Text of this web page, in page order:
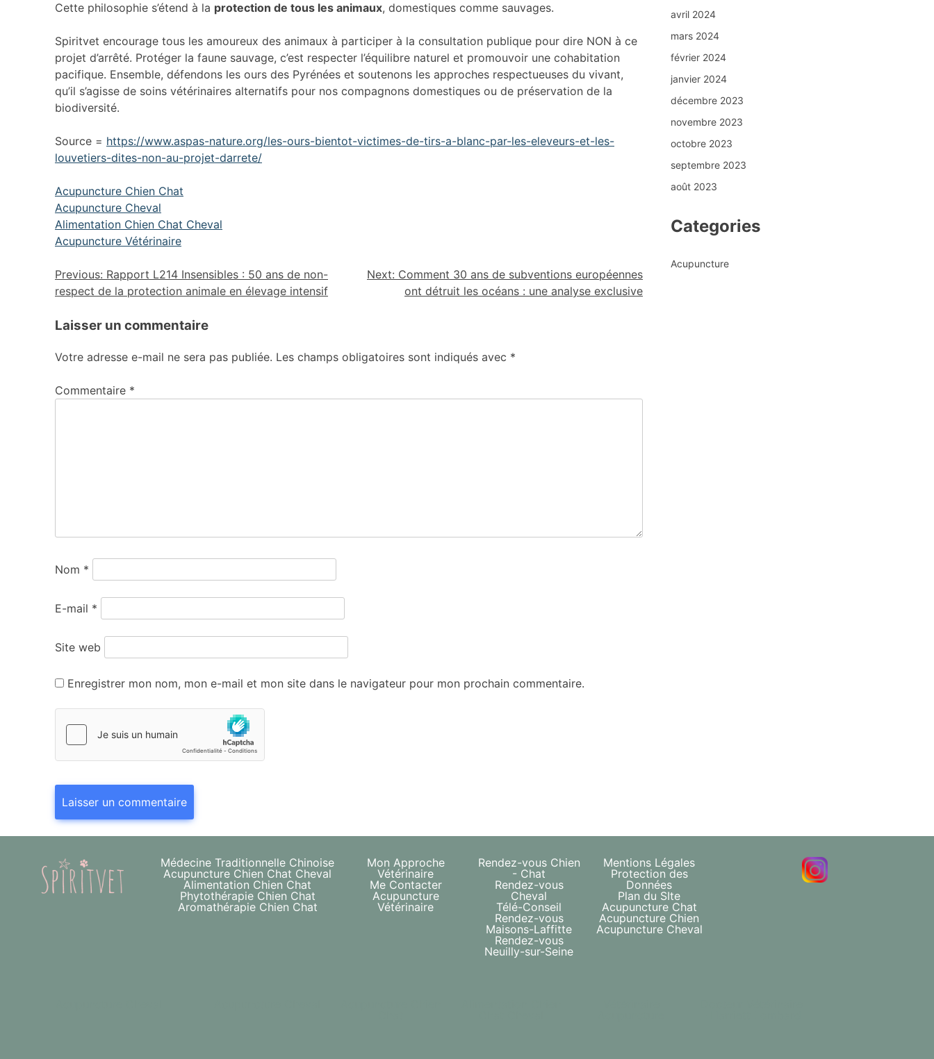
Cette philosophie s’étend à la protection de tous les animaux, domestiques comme sauvages.
Spiritvet encourage tous les amoureux des animaux à participer à la consultation publique pour dire NON à ce
projet d’arrêté. Protéger la faune sauvage, c’est respecter l’équilibre naturel et promouvoir une cohabitation
pacifique. Ensemble, défendons les ours des Pyrénées et soutenons les approches respectueuses du vivant,
qu’il s’agisse de soins vétérinaires alternatifs pour nos compagnons domestiques ou de préservation de la
biodiversité.
Source = https://www.aspas-nature.org/les-ours-bientot-victimes-de-tirs-a-blanc-par-les-eleveurs-et-les-
louvetiers-dites-non-au-projet-darrete/
Acupuncture Chien Chat
Acupuncture Cheval
Alimentation Chien Chat Cheval
Acupuncture Vétérinaire
Previous: Rapport L214 Insensibles : 50 ans de non-
respect de la protection animale en élevage intensif
Next: Comment 30 ans de subventions européennes
ont détruit les océans : une analyse exclusive
Laisser un commentaire
Votre adresse e-mail ne sera pas publiée. Les champs obligatoires sont indiqués avec *
Commentaire *
Nom *
E-mail *
Site web
Enregistrer mon nom, mon e-mail et mon site dans le navigateur pour mon prochain commentaire.
avril 2024
mars 2024
février 2024
janvier 2024
décembre 2023
novembre 2023
octobre 2023
septembre 2023
août 2023
Categories
Acupuncture
Médecine Traditionnelle Chinoise
Acupuncture Chien Chat Cheval
Alimentation Chien Chat
Phytothérapie Chien Chat
Aromathérapie Chien Chat
Mon Approche
Vétérinaire
Me Contacter
Acupuncture
Vétérinaire
Rendez-vous Chien
- Chat
Rendez-vous
Cheval
Télé-Conseil
Rendez-vous
Maisons-Laffitte
Rendez-vous
Neuilly-sur-Seine
Mentions Légales
Protection des
Données
Plan du SIte
Acupuncture Chat
Acupuncture Chien
Acupuncture Cheval